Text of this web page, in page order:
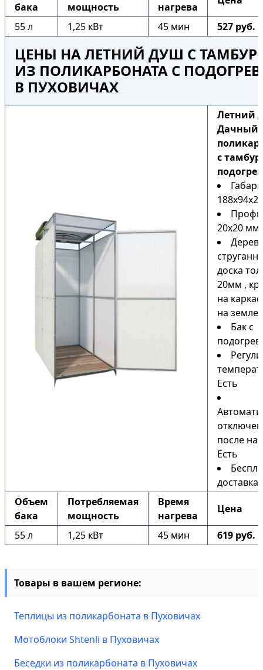
бака мощность нагрева
55 л 1,25 кВт 45 мин 527 руб.
ЦЕНЫ НА ЛЕТНИЙ ДУШ С
ИЗ ПОЛИКАРБОНАТА С
В ПУХОВИЧАХ
Летний
Дачный
с
20х20 мм
доска
20мм ,
на
на земле)
Бак с
Есть
после
Есть
доставка
Объем
бака
Потребляемая
мощность
Время
нагрева
Цена
55 л 1,25 кВт 45 мин 619 руб.
Товары в вашем регионе:
Теплицы из поликарбоната в Пуховичах
Мотоблоки Shtenli в Пуховичах
Беседки из поликарбоната в Пуховичах